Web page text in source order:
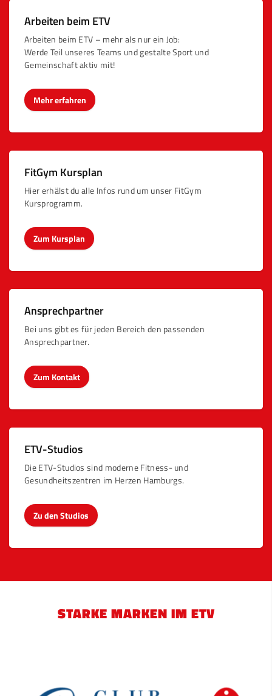
Arbeiten beim ETV
Arbeiten beim ETV – mehr als nur ein Job:
Werde Teil unseres Teams und gestalte Sport und
Gemeinschaft aktiv mit!
Mehr erfahren
FitGym Kursplan
Hier erhälst du alle Infos rund um unser FitGym
Kursprogramm.
Zum Kursplan
Ansprechpartner
Bei uns gibt es für jeden Bereich den passenden
Ansprechpartner.
Zum Kontakt
ETV-Studios
Die ETV-Studios sind moderne Fitness- und
Gesundheitszentren im Herzen Hamburgs.
Zu den Studios
STARKE MARKEN IM ETV